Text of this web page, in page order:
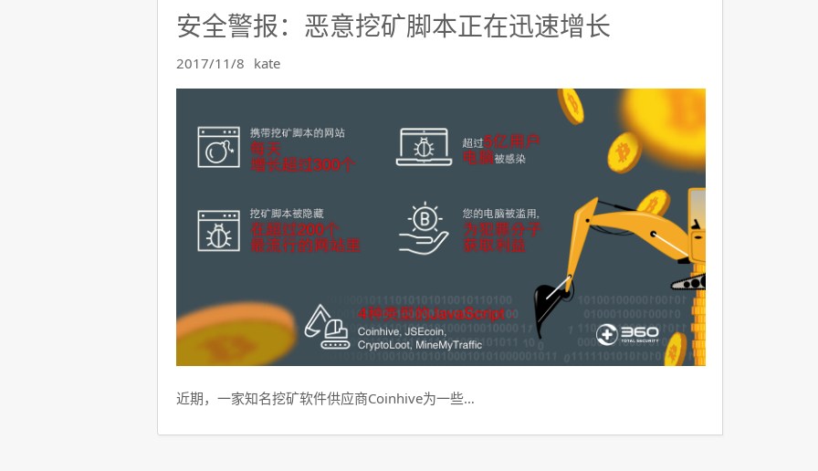
安全警报：恶意挖矿脚本正在迅速增长
2017/11/8 kate
近期，一家知名挖矿软件供应商Coinhive为一些…